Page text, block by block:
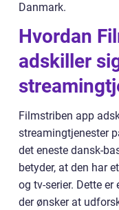
Danmark.
Hvordan
adskiller
Filmstriben app
streamingtjenester
det eneste dansk-
betyder, at den har
og tv-serier. Dette
der ønsker at